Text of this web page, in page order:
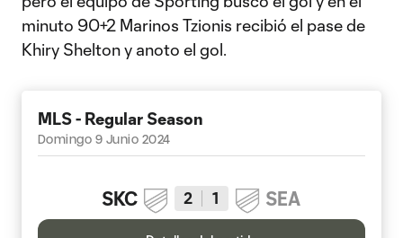
minuto 90+2 Marinos Tzionis recibió el pase de
Khiry Shelton y anoto el gol.
MLS - Regular Season
Domingo 9 Junio 2024
SKC 2 1 SEA